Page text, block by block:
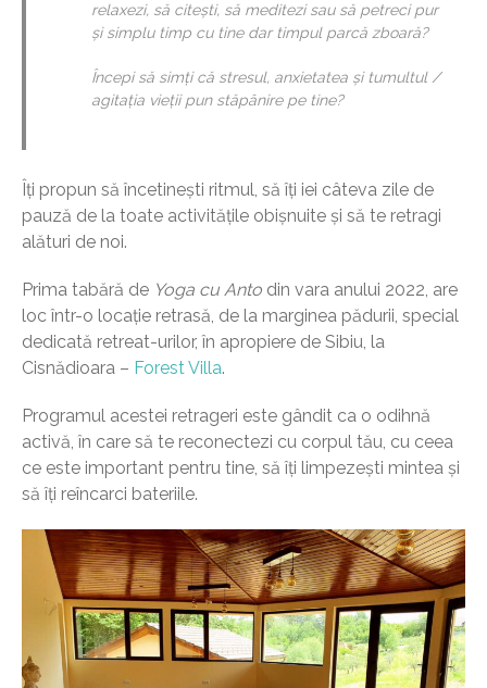
relaxezi, să citești, să meditezi sau să petreci pur
și simplu timp cu tine dar timpul parcă zboară?
Începi să simți că stresul, anxietatea și tumultul /
agitația vieții pun stăpânire pe tine?
Îți propun să încetinești ritmul, să îți iei câteva zile de
pauză de la toate activitățile obișnuite și să te retragi
alături de noi.
Prima tabără de Yoga cu Anto din vara anului 2022, are
loc într-o locație retrasă, de la marginea pădurii, special
dedicată retreat-urilor, în apropiere de Sibiu, la
Cisnădioara – Forest Villa.
Programul acestei retrageri este gândit ca o odihnă
activă, în care să te reconectezi cu corpul tău, cu ceea
ce este important pentru tine, să îți limpezești mintea și
să îți reîncarci bateriile.